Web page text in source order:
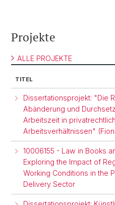
Projekte
ALLE PROJEKTE
TITEL
Dissertationsprojekt: "Die
Abänderung und
Arbeitszeit in
Arbeitsverhältnissen"
10006155 - Law in Books
Exploring the Impact of
Working Conditions in the
Delivery Sector